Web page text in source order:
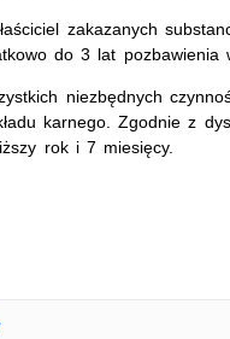
zakazanych
do 3 lat pozbawienia
niezbędnych
karnego. Zgodnie z
rok i 7 miesięcy.